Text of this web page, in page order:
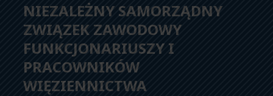
NIEZALEŻNY SAMORZĄDNY
ZWIĄZEK ZAWODOWY
FUNKCJONARIUSZY I
PRACOWNIKÓW
WIĘZIENNICTWA